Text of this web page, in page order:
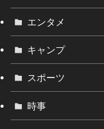
エンタメ
キャンプ
スポーツ
時事